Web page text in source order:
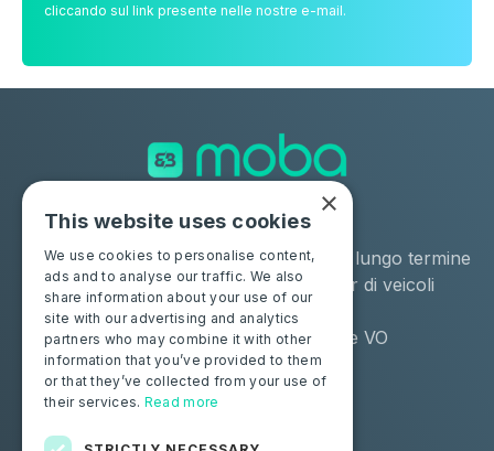
cliccando sul link presente nelle nostre e-mail.
Soluzioni
Negozio
Moba Certify Pro
Industrie
Noleggio a lungo termine
Remarketer di veicoli
usati
Distributore VO
Privati Risorse
×
This website uses cookies
We use cookies to personalise content,
ads and to analyse our traffic. We also
share information about your use of our
site with our advertising and analytics
partners who may combine it with other
information that you’ve provided to them
or that they’ve collected from your use of
their services. Read more